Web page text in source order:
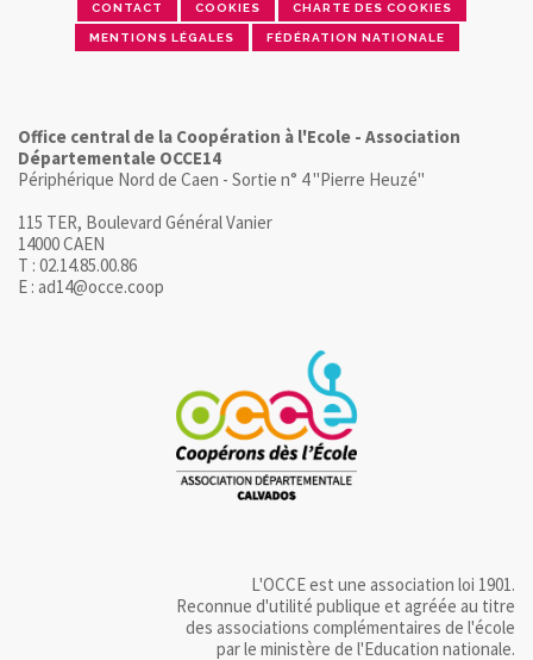
CONTACT COOKIES CHARTE DES COOKIES
MENTIONS LÉGALES FÉDÉRATION NATIONALE
Office central de la Coopération à l'Ecole - Association
Départementale OCCE14
Périphérique Nord de Caen - Sortie n° 4 "Pierre Heuzé"
115 TER, Boulevard Général Vanier
14000 CAEN
T : 02.14.85.00.86
E : ad14@occe.coop
L'OCCE est une association loi 1901.
Reconnue d'utilité publique et agréée au titre
des associations complémentaires de l'école
par le ministère de l'Education nationale.